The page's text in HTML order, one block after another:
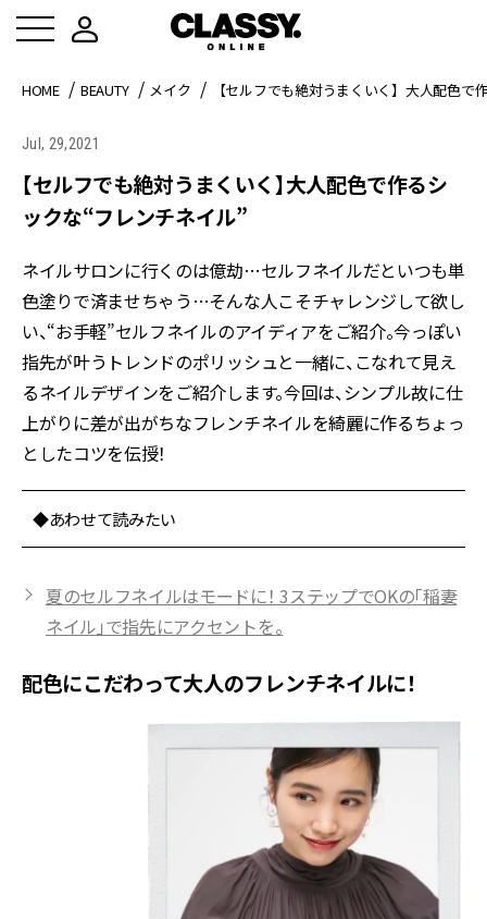
HOME BEAUTY メイク 【セルフでも絶対うまくいく】大人配色で
Jul, 29,2021
【セルフでも絶対うまくいく】大人配色で作るシ
ックな“フレンチネイル”
ネイルサロンに行くのは億劫…セルフネイルだといつも単
色塗りで済ませちゃう…そんな人こそチャレンジして欲し
い、“お手軽”セルフネイルのアイディアをご紹介。今っぽい
指先が叶うトレンドのポリッシュと一緒に、こなれて見え
るネイルデザインをご紹介します。今回は、シンプル故に仕
上がりに差が出がちなフレンチネイルを綺麗に作るちょっ
としたコツを伝授！
◆あわせて読みたい
夏のセルフネイルはモードに！ 3ステップでOKの「稲妻
ネイル」で指先にアクセントを。
配色にこだわって大人のフレンチネイルに！